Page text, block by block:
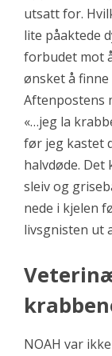
utsatt for.
lite påaktede
forbudet mot
ønsket å finne
Aftenpostens
«…jeg la
før jeg kastet
halvdøde.
sleiv og
nede i kjelen
livsgnisten ut
NOAH var